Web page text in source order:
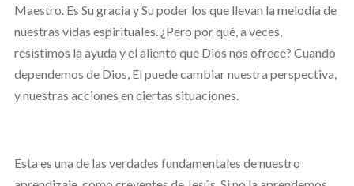
Maestro. Es Su gracia y Su poder los que llevan la melodía de
nuestras vidas espirituales. ¿Pero por qué, a veces,
resistimos la ayuda y el aliento que Dios nos ofrece? Cuando
dependemos de Dios, El puede cambiar nuestra perspectiva,
y nuestras acciones en ciertas situaciones.
Esta es una de las verdades fundamentales de nuestro